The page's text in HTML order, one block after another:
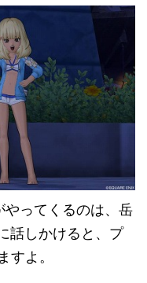
やってくるのは、岳
話しかけると、プ
すよ。